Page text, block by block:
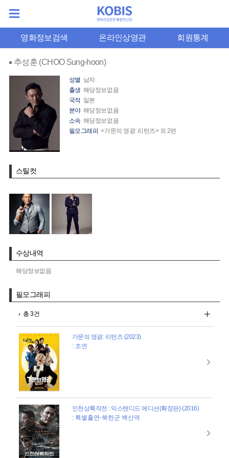
영화정보검색 온라인상영관 회원통계
추성훈 (CHOO Sung-hoon)
성별 남자
출생 해당정보없음
국적 일본
분야 해당정보없음
소속 해당정보없음
필모그래피 <가문의 영광: 리턴즈> 외 2편
스틸컷
수상내역
해당정보없음
필모그래피
총 3건
가문의 영광: 리턴즈 (2023)
: 조연
인천상륙작전 : 익스텐디드 에디션(확장판) (2016)
: 특별출연-북한군 백산역